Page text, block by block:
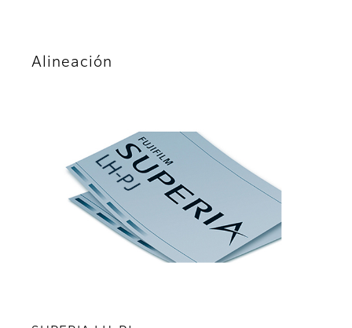
Alineación